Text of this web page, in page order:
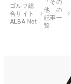
ゴルフ総
合サイト
ALBA Net
「その
他」の
記事一
覧